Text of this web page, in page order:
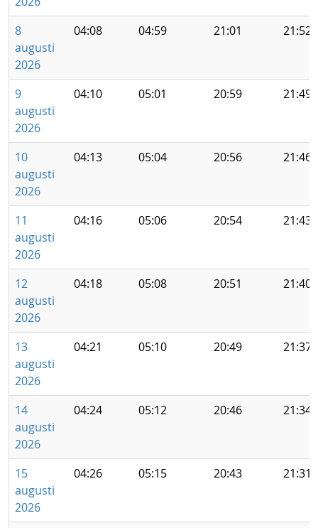
8
augusti
2026
04:08 04:59 21:01 21:52
9
augusti
2026
04:10 05:01 20:59 21:49
10
augusti
2026
04:13 05:04 20:56 21:46
11
augusti
2026
04:16 05:06 20:54 21:43
12
augusti
2026
04:18 05:08 20:51 21:40
13
augusti
2026
04:21 05:10 20:49 21:37
14
augusti
2026
04:24 05:12 20:46 21:34
15
augusti
2026
04:26 05:15 20:43 21:31